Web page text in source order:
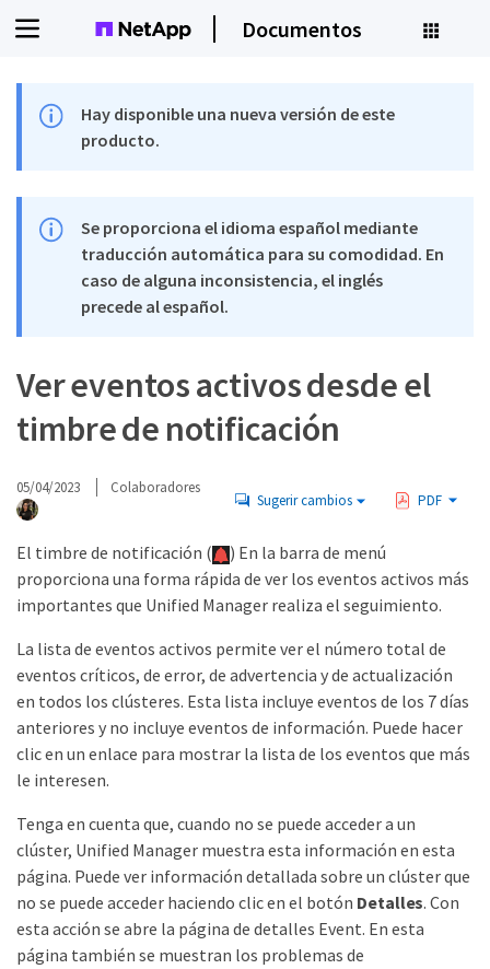
Documentos
Hay disponible una nueva versión de este
producto.
Se proporciona el idioma español mediante
traducción automática para su comodidad. En
caso de alguna inconsistencia, el inglés
precede al español.
Ver eventos activos desde el
timbre de notificación
05/04/2023 Colaboradores
Sugerir cambios PDF
El timbre de notificación (
) En la barra de menú
proporciona una forma rápida de ver los eventos activos más
importantes que Unified Manager realiza el seguimiento.
La lista de eventos activos permite ver el número total de
eventos críticos, de error, de advertencia y de actualización
en todos los clústeres. Esta lista incluye eventos de los 7 días
anteriores y no incluye eventos de información. Puede hacer
clic en un enlace para mostrar la lista de los eventos que más
le interesen.
Tenga en cuenta que, cuando no se puede acceder a un
clúster, Unified Manager muestra esta información en esta
página. Puede ver información detallada sobre un clúster que
no se puede acceder haciendo clic en el botón Detalles. Con
esta acción se abre la página de detalles Event. En esta
página también se muestran los problemas de